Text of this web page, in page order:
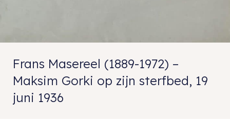
Frans Masereel (1889-1972) –
Maksim Gorki op zijn sterfbed, 19
juni 1936